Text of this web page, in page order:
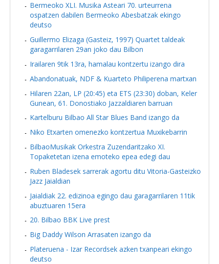
Bermeoko XLI. Musika Asteari 70. urteurrena
ospatzen dabilen Bermeoko Abesbatzak ekingo
deutso
Guillermo Elizaga (Gasteiz, 1997) Quartet taldeak
garagarrilaren 29an joko dau Bilbon
Irailaren 9tik 13ra, hamalau kontzertu izango dira
Abandonatuak, NDF & Kuarteto Philiperena martxan
Hilaren 22an, LP (20:45) eta ETS (23:30) doban, Keler
Gunean, 61. Donostiako Jazzaldiaren barruan
Kartelburu Bilbao All Star Blues Band izango da
Niko Etxarten omenezko kontzertua Muxikebarrin
BilbaoMusikak Orkestra Zuzendaritzako XI.
Topaketetan izena emoteko epea edegi dau
Ruben Bladesek sarrerak agortu ditu Vitoria-Gasteizko
Jazz Jaialdian
Jaialdiak 22. edizinoa egingo dau garagarrilaren 11tik
abuztuaren 15era
20. Bilbao BBK Live prest
Big Daddy Wilson Arrasaten izango da
Plateruena - Izar Recordsek azken txanpeari ekingo
deutso